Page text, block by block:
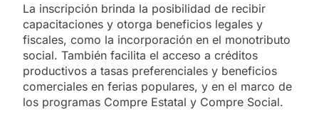
La inscripción brinda la posibilidad de recibir
capacitaciones y otorga beneficios legales y
fiscales, como la incorporación en el monotributo
social. También facilita el acceso a créditos
productivos a tasas preferenciales y beneficios
comerciales en ferias populares, y en el marco de
los programas Compre Estatal y Compre Social.